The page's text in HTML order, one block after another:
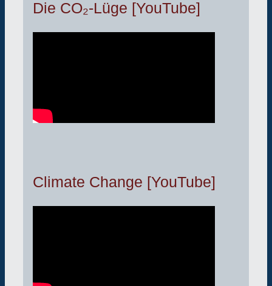
Die CO₂-Lüge [YouTube]
Climate Change [YouTube]